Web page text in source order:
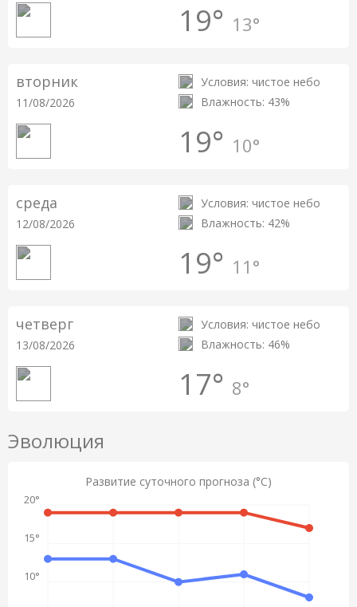
19° 13°
вторник
11/08/2026
Условия: чистое небо
Влажность: 43%
19° 10°
среда
12/08/2026
Условия: чистое небо
Влажность: 42%
19° 11°
четверг
13/08/2026
Условия: чистое небо
Влажность: 46%
17° 8°
Эволюция
Развитие суточного прогноза (°C)
10°
15°
20°